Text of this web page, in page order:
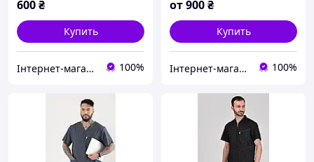
600₴
Купить
Інтернет-магазин медичного одягу "Hellen" 100%
от900₴
Купить
Інтернет-магазин медичного одягу "Hellen" 100%